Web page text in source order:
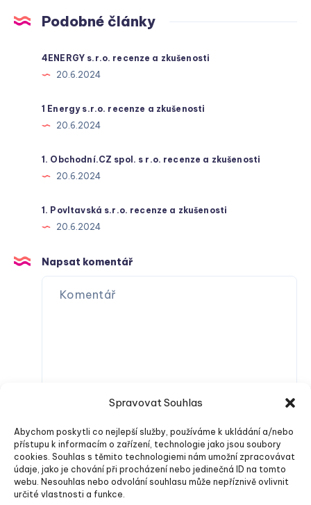
Spravovat Souhlas
Abychom poskytli co nejlepší služby, používáme k ukládání a/nebo
přístupu k informacím o zařízení, technologie jako jsou soubory
cookies. Souhlas s těmito technologiemi nám umožní zpracovávat
údaje, jako je chování při procházení nebo jedinečná ID na tomto
webu. Nesouhlas nebo odvolání souhlasu může nepříznivě ovlivnit
určité vlastnosti a funkce.
Podobné články
4ENERGY s.r.o. recenze a zkušenosti
20.6.2024
1 Energy s.r.o. recenze a zkušenosti
20.6.2024
1. Obchodní.CZ spol. s r.o. recenze a zkušenosti
20.6.2024
1. Povltavská s.r.o. recenze a zkušenosti
20.6.2024
Napsat komentář